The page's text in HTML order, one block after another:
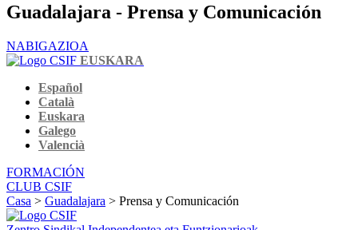
Guadalajara - Prensa y Comunicación
NABIGAZIOA
EUSKARA
Español
Català
Euskara
Galego
Valencià
FORMACIÓN
CLUB CSIF
Casa > Guadalajara > Prensa y Comunicación